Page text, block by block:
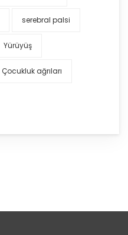
serebral palsi
Yürüyüş
Çocukluk ağrıları